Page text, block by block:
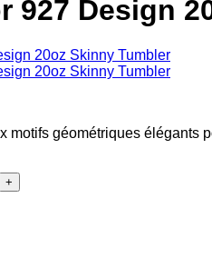
927 Design
motifs géométriques élégants